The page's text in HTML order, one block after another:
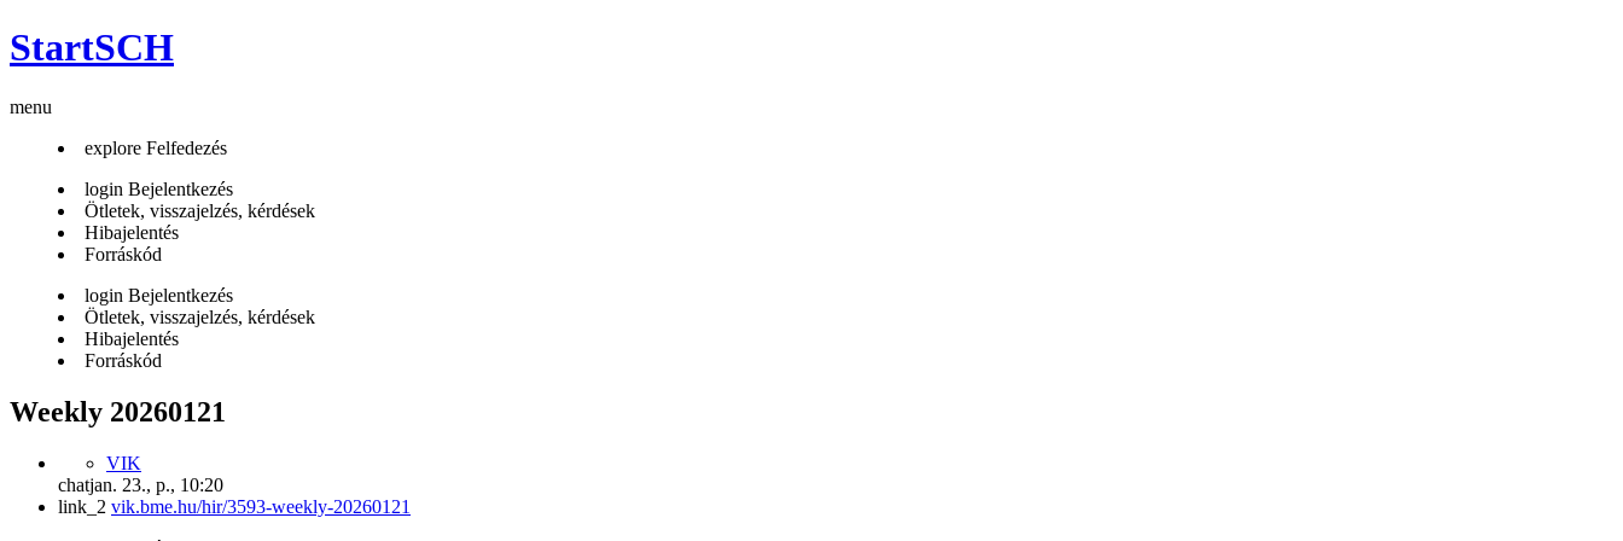
StartSCH
menu
explore Felfedezés
login Bejelentkezés
Ötletek, visszajelzés, kérdések
Hibajelentés
Forráskód
login Bejelentkezés
Ötletek, visszajelzés, kérdések
Hibajelentés
Forráskód
Weekly 20260121
VIK
chatjan. 23., p., 10:20
link_2 vik.bme.hu/hir/3593-weekly-20260121